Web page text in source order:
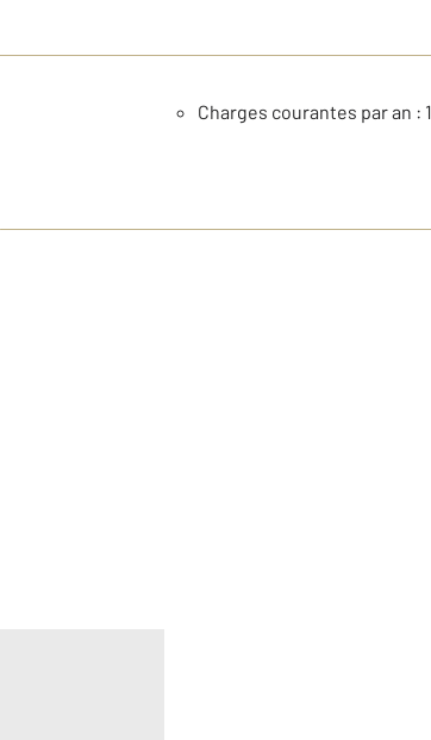
Charges courantes par an :